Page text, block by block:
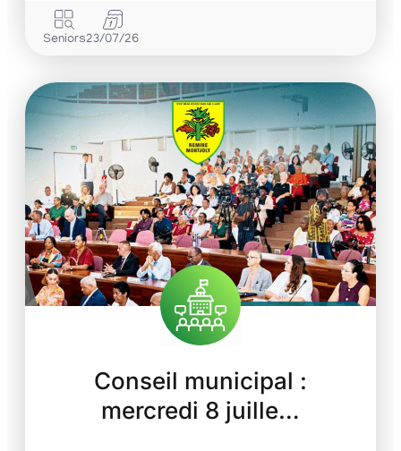
Seniors23/07/26
Conseil municipal :
mercredi 8 juille…